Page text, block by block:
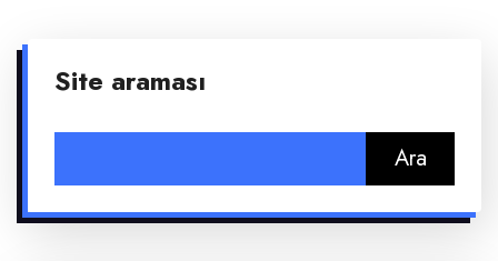
Site araması